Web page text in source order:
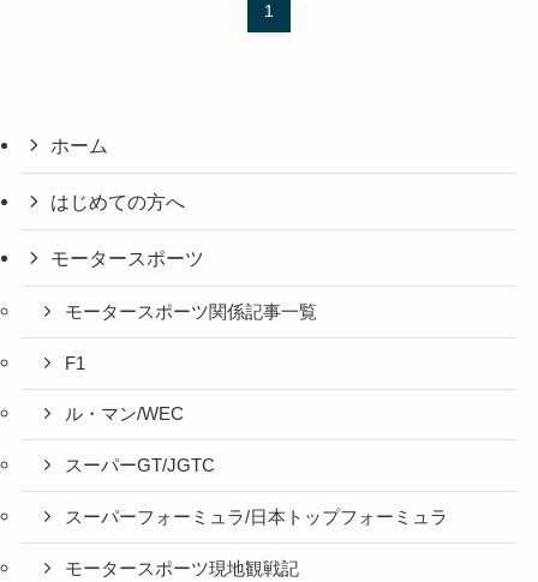
1
ホーム
はじめての方へ
モータースポーツ
モータースポーツ関係記事一覧
F1
ル・マン/WEC
スーパーGT/JGTC
スーパーフォーミュラ/日本トップフォーミュラ
モータースポーツ現地観戦記